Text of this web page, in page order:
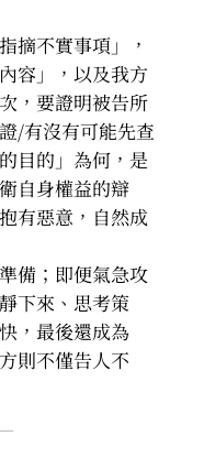
摘不實事項」，
容」，以及我方
，要證明被告所
/有沒有可能先查
目的」為何，是
自身權益的辯
有惡意，自然成
備；即便氣急攻
下來、思考策
，最後還成為
則不僅告人不